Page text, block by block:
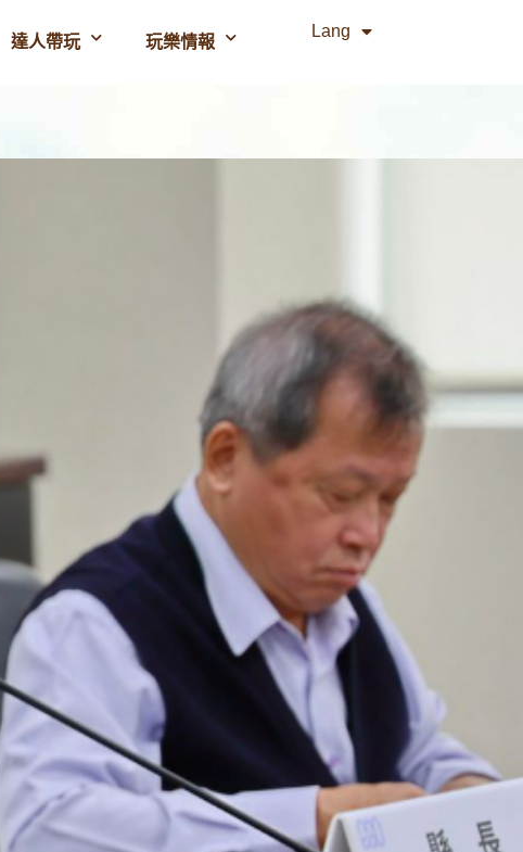
達人帶玩 玩樂情報
Lang